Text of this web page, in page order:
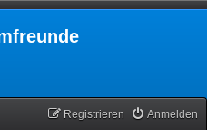
Anmelden
Registrieren